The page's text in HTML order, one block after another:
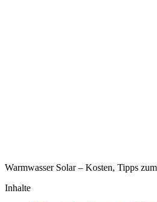
Warmwasser Solar – Kosten, Tipps
Inhalte